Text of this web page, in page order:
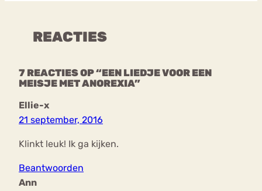
REACTIES
7 REACTIES OP “EEN LIEDJE VOOR EEN
MEISJE MET ANOREXIA”
Ellie-x
21 september, 2016
Klinkt leuk! Ik ga kijken.
Beantwoorden
Ann